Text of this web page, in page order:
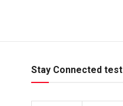
Stay Connected test